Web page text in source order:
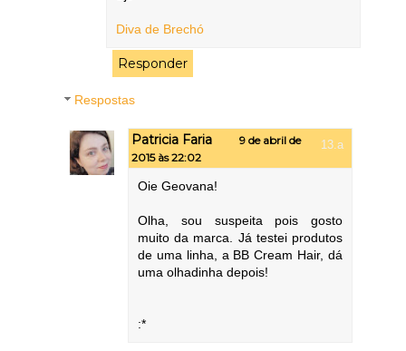
Diva de Brechó
Responder
Respostas
Patricia Faria
9 de abril de
2015 às 22:02
Oie Geovana!
Olha, sou suspeita pois gosto
muito da marca. Já testei produtos
de uma linha, a BB Cream Hair, dá
uma olhadinha depois!
:*